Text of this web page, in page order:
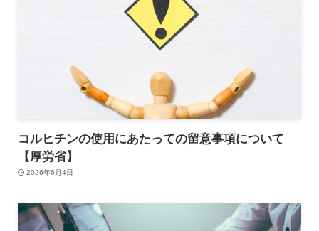
コルヒチンの使用にあたっての留意事項について
【厚労省】
2026年6月4日